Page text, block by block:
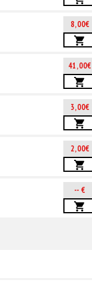
8,00€
41,00€
3,00€
2,00€
-- €